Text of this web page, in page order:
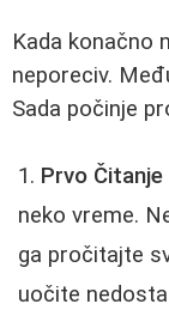
Kada konačno
neporeciv.
Sada počinje
Prvo
neko vreme.
ga pročitajte
uočite